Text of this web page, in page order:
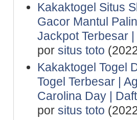
Kakaktogel Situs
Gacor Mantul
Jackpot Terbesar
por situs toto
Kakaktogel Togel
Togel Terbesar |
Carolina Day |
por situs toto